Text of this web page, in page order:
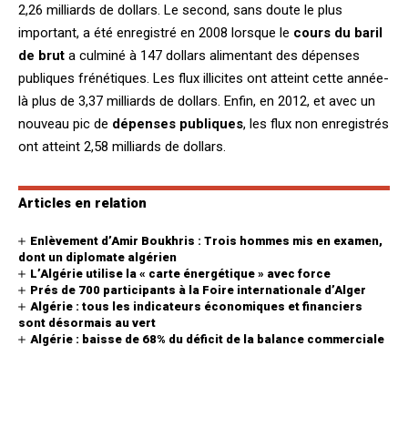
2,26 milliards de dollars. Le second, sans doute le plus
important, a été enregistré en 2008 lorsque le cours du baril
de brut a culminé à 147 dollars alimentant des dépenses
publiques frénétiques. Les flux illicites ont atteint cette année-
là plus de 3,37 milliards de dollars. Enfin, en 2012, et avec un
nouveau pic de dépenses publiques, les flux non enregistrés
ont atteint 2,58 milliards de dollars.
Articles en relation
Enlèvement d’Amir Boukhris : Trois hommes mis en examen,
dont un diplomate algérien
L’Algérie utilise la « carte énergétique » avec force
Prés de 700 participants à la Foire internationale d’Alger
Algérie : tous les indicateurs économiques et financiers
sont désormais au vert
Algérie : baisse de 68% du déficit de la balance commerciale